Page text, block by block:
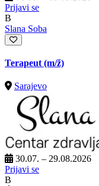
Prijavi se
B
Slana Soba
Terapeut (m/ž)
Sarajevo
30.07. – 29.08.2026
Prijavi se
B